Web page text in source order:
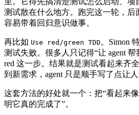
测试散在什么地方。跑完这一轮，后
容易带着回归意识做事。
再比如 Use red/green TDD 。Simon
测试失败。很多人只记得“让 agent
red 这一步。结果就是测试看起来齐
到新需求，agent 只是顺手写了点让人
这套方法的好处就一个：把“看起来
明它真的完成了”。